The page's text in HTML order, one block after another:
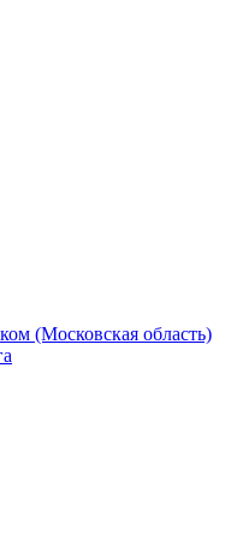
(Московская область)